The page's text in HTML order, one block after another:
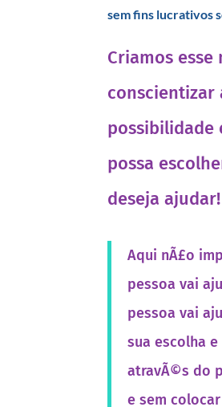
sem fins lucrativos
Criamos
conscientizar
possibilidade
possa
deseja ajudar!
Aqui nÃ£o
pessoa vai
pessoa vai
sua escolha e
atravÃ©s do
e sem